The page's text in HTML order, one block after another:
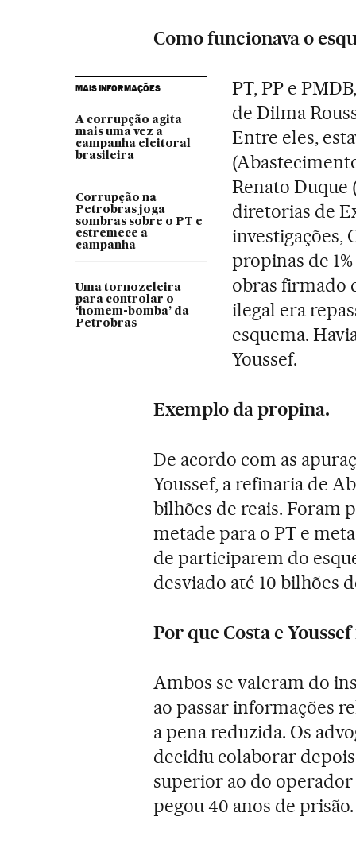
Como funcionava o
MAIS INFORMAÇÕES
A corrupção agita
mais uma vez a
campanha eleitoral
brasileira
Corrupção na
Petrobras joga
sombras sobre o PT e
estremece a
campanha
Uma tornozeleira
para controlar o
‘homem-bomba’ da
Petrobras
PT, PP e
de Dilma
Entre eles,
Renato Duque
diretorias de
investigações,
propinas de
obras firmado
ilegal era
esquema.
Youssef.
Exemplo da propina.
De acordo com as
Youssef, a refinaria de
bilhões de reais. Foram
metade para o PT e
de participarem do
desviado até 10 bilhões
Por que Costa e
Ambos se valeram do
ao passar informações
a pena reduzida. Os
decidiu colaborar
superior ao do operador
pegou 40 anos de prisão.